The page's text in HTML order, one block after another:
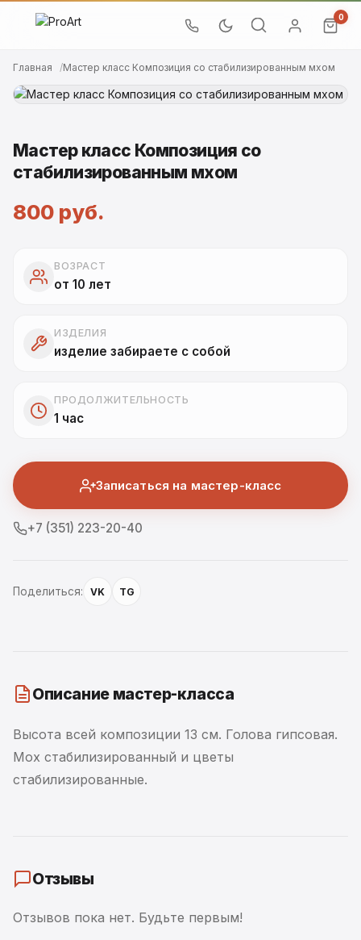
0
Главная Мастер класс Композиция со стабилизированным мхом
Мастер класс Композиция со
стабилизированным мхом
800 руб.
ВОЗРАСТ
от 10 лет
ИЗДЕЛИЯ
изделие забираете с собой
ПРОДОЛЖИТЕЛЬНОСТЬ
1 час
Записаться на мастер-класс
+7 (351) 223-20-40
Поделиться: VK TG
Описание мастер-класса
Высота всей композиции 13 см. Голова гипсовая.
Мох стабилизированный и цветы
стабилизированные.
Отзывы
Отзывов пока нет. Будьте первым!